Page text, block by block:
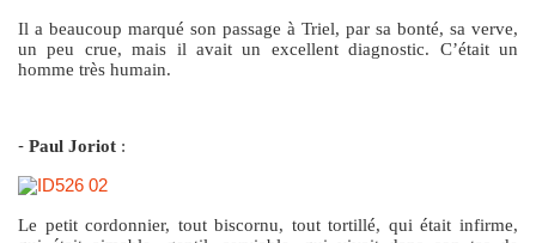
Il a beaucoup marqué son passage à Triel, par sa bonté, sa verve,
un peu crue, mais il avait un excellent diagnostic. C’était un
homme très humain.
- Paul Joriot :
Le petit cordonnier, tout biscornu, tout tortillé, qui était infirme,